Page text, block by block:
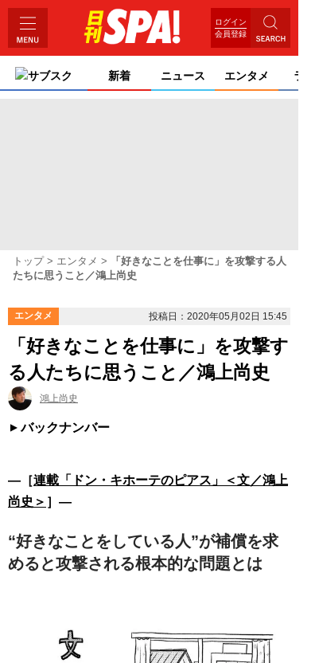
ログイン
会員登録
サブスク 新着 ニュース エンタメ ライ
トップ エンタメ
「好きなことを仕事に」を攻撃する人
たちに思うこと／鴻上尚史
エンタメ 投稿日：2020年05月02日 15:45
「好きなことを仕事に」を攻撃す
る人たちに思うこと／鴻上尚史
鴻上尚史
バックナンバー
―［連載「ドン・キホーテのピアス」＜文／鴻上
尚史＞ ］―
“好きなことをしている人”が補償を求
めると攻撃される根本的な問題とは